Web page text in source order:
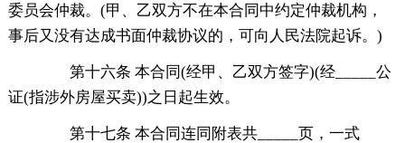
委员会仲裁。(甲、乙双方不在本合同中约定仲裁机构，
事后又没有达成书面仲裁协议的，可向人民法院起诉。)
第十六条 本合同(经甲、乙双方签字)(经_____公
证(指涉外房屋买卖))之日起生效。
第十七条 本合同连同附表共_____页，一式